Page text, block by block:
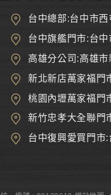
台中總部:台中市
台中旗艦門市:台
高雄分公司:高雄
新北新店萬家福門
桃園內壢萬家福門
新竹忠孝大全聯門
台中復興愛買門市